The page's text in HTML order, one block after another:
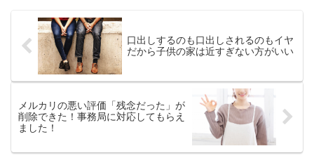
口出しするのも口出しされるのもイヤ
だから子供の家は近すぎない方がいい
メルカリの悪い評価「残念だった」が
削除できた！事務局に対応してもらえ
ました！